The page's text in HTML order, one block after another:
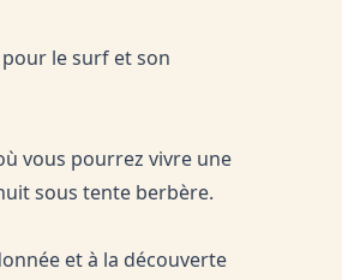
le surf et son
vous pourrez vivre une
sous tente berbère.
et à la découverte